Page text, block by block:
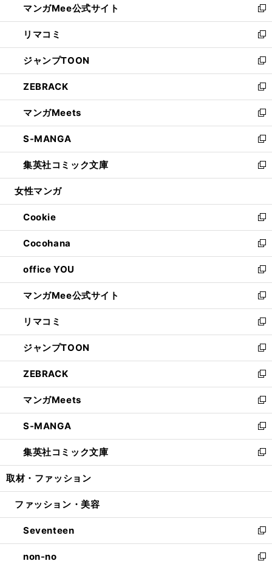
く
ド
ウ
で
開
く
ィ
ン
ド
ウ
で
開
く
い
ウ
ィ
ン
ド
ウ
で
開
く
マンガMee公式サイト
新
し
い
ウ
ィ
ン
ド
ウ
で
開
く
リマコミ
新
し
い
ウ
ィ
ン
ド
ウ
で
開
く
ジャンプTOON
新
し
い
ウ
ィ
ン
ド
ウ
で
開
ZEBRACK
新
し
い
ウ
ィ
ン
ド
ウ
開
く
マンガMeets
新
し
い
ウ
ィ
ン
ウ
で
開
く
S-MANGA
新
し
い
ウ
ン
ド
ウ
で
開
く
集英社コミック文庫
新
し
ウ
ィ
ン
ド
ウ
で
開
く
女性マンガ
Cookie
新
し
い
ウ
ィ
ン
ド
ウ
で
開
く
Cocohana
新
し
い
ウ
ィ
ン
ド
ウ
で
開
く
office YOU
新
し
い
ウ
ィ
ン
ド
ウ
で
開
く
マンガMee公式サイト
新
し
い
ウ
ィ
ン
ド
ウ
で
開
く
リマコミ
新
し
い
ウ
ィ
ン
ド
ウ
で
開
く
ジャンプTOON
新
し
い
ウ
ィ
ン
ド
ウ
で
開
ZEBRACK
新
し
い
ウ
ィ
ン
ド
ウ
開
マンガMeets
新
し
い
ウ
ィ
ン
ウ
開
く
S-MANGA
新
し
い
ウ
ン
ウ
で
開
く
集英社コミック文庫
新
し
ウ
ン
ド
ウ
で
取材・ファッション
ファッション・美容
Seventeen
新
し
い
non-no